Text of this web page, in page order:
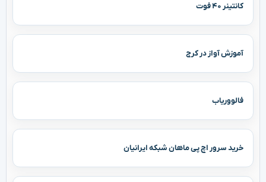
کانتینر ۴۰ فوت
آموزش آواز در کرج
فالووریاب
خرید سرور اچ پی ماهان شبکه ایرانیان